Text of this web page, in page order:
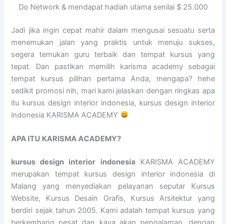
Do Network & mendapat hadiah utama senilai $ 25.000
Jadi jika ingin cepat mahir dalam mengusai sesuatu serta
menemukan jalan yang praktis untuk menuju sukses,
segera temukan guru terbaik dan tempat kursus yang
tepat. Dan pastikan memilih karisma academy sebagai
tempat kursus pilihan pertama Anda, mengapa? hehe
sedikit promosi nih, mari kami jelaskan dengan ringkas apa
itu kursus design interior indonesia, kursus design interior
indonesia KARISMA ACADEMY
APA ITU KARISMA ACADEMY?
kursus design interior indonesiaKARISMA ACADEMY
merupakan tempat kursus design interior indonesia di
Malang yang menyediakan pelayanan seputar Kursus
Website, Kursus Desain Grafis, Kursus Arsitektur yang
berdiri sejak tahun 2005. Kami adalah tempat kursus yang